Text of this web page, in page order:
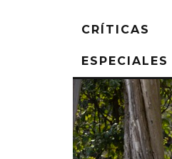
CRÍTICAS
ESPECIALES